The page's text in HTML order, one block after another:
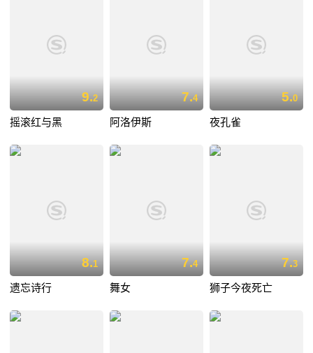
9.2
摇滚红与黑
7.4
阿洛伊斯
5.0
夜孔雀
8.1
遗忘诗行
7.4
舞女
7.3
狮子今夜死亡